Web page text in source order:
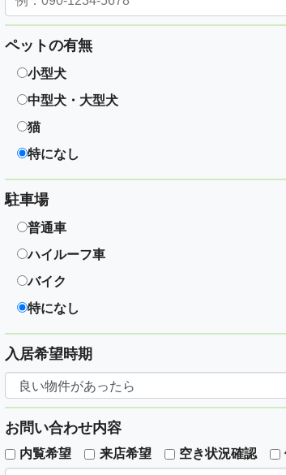
ペットの有無
小型犬
中型犬・大型犬
猫
特になし
駐車場
普通車
ハイルーフ車
バイク
特になし
入居希望時期
お問い合わせ内容
内覧希望 来店希望 空き状況確認